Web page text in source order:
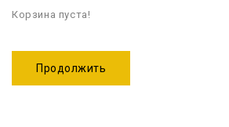
Корзина пуста!
Продолжить